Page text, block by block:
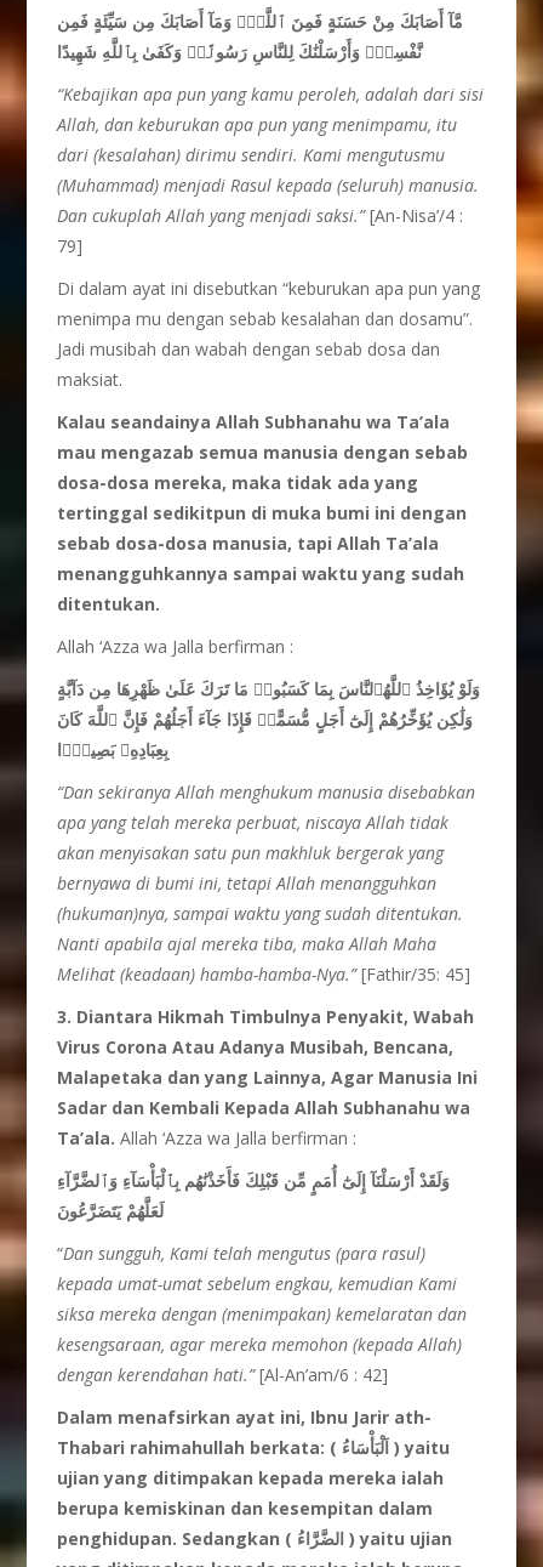
مَّآ أَصَابَكَ مِنْ حَسَنَةٍ فَمِنَ ٱللَّهِۖ وَمَآ أَصَابَكَ مِن سَيِّئَةٍ فَمِن
نَّفْسِكَۚ وَأَرْسَلْنَٰكَ لِلنَّاسِ رَسُولًاۚ وَكَفَىٰ بِٱللَّهِ شَهِيدًا
“Kebajikan apa pun yang kamu peroleh, adalah dari sisi
Allah, dan keburukan apa pun yang menimpamu, itu
dari (kesalahan) dirimu sendiri. Kami mengutusmu
(Muhammad) menjadi Rasul kepada (seluruh) manusia.
Dan cukuplah Allah yang menjadi saksi.”[An-Nisa’/4 :
79]
Di dalam ayat ini disebutkan “keburukan apa pun yang
menimpa mu dengan sebab kesalahan dan dosamu”.
Jadi musibah dan wabah dengan sebab dosa dan
maksiat.
Kalau seandainya Allah Subhanahu wa Ta’ala
mau mengazab semua manusia dengan sebab
dosa-dosa mereka, maka tidak ada yang
tertinggal sedikitpun di muka bumi ini dengan
sebab dosa-dosa manusia, tapi Allah Ta’ala
menangguhkannya sampai waktu yang sudah
ditentukan.
Allah ‘Azza wa Jalla berfirman :
وَلَوْ يُؤَاخِذُ ٱللَّهُٱلنَّاسَ بِمَا كَسَبُوا۟ مَا تَرَكَ عَلَىٰ ظَهْرِهَا مِن دَآبَّةٍ
وَلَٰكِن يُؤَخِّرُهُمْ إِلَىٰٓ أَجَلٍ مُّسَمًّىۖ فَإِذَا جَآءَ أَجَلُهُمْ فَإِنَّ ٱللَّهَ كَانَ
بِعِبَادِهِۦ بَصِيرًۢا
“Dan sekiranya Allah menghukum manusia disebabkan
apa yang telah mereka perbuat, niscaya Allah tidak
akan menyisakan satu pun makhluk bergerak yang
bernyawa di bumi ini, tetapi Allah menangguhkan
(hukuman)nya, sampai waktu yang sudah ditentukan.
Nanti apabila ajal mereka tiba, maka Allah Maha
Melihat (keadaan) hamba-hamba-Nya.”[Fathir/35: 45]
3. Diantara Hikmah Timbulnya Penyakit, Wabah
Virus Corona Atau Adanya Musibah, Bencana,
Malapetaka dan yang Lainnya, Agar Manusia Ini
Sadar dan Kembali Kepada Allah Subhanahu wa
Ta’ala.Allah ‘Azza wa Jalla berfirman :
وَلَقَدْ أَرْسَلْنَآ إِلَىٰٓ أُمَمٍ مِّن قَبْلِكَ فَأَخَذْنَٰهُم بِٱلْبَأْسَآءِ وَٱلضَّرَّآءِ
لَعَلَّهُمْ يَتَضَرَّعُونَ
“Dan sungguh, Kami telah mengutus (para rasul)
kepada umat-umat sebelum engkau, kemudian Kami
siksa mereka dengan (menimpakan) kemelaratan dan
kesengsaraan, agar mereka memohon (kepada Allah)
dengan kerendahan hati.”[Al-An’am/6 : 42]
Dalam menafsirkan ayat ini, Ibnu Jarir ath-
Thabari rahimahullah berkata: ( اَلْبَأْسَاءُ)yaitu
ujian yang ditimpakan kepada mereka ialah
berupa kemiskinan dan kesempitan dalam
penghidupan. Sedangkan ( الضَّرَّاءُ ) yaitu ujian